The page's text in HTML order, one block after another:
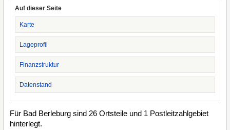
Auf dieser Seite
Karte
Lageprofil
Finanzstruktur
Datenstand
Für Bad Berleburg sind 26 Ortsteile und 1 Postleitzahlgebiet
hinterlegt.